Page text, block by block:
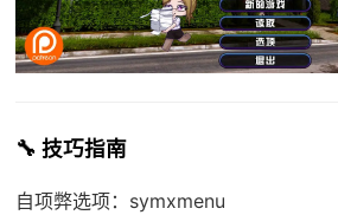
🔧 技巧指南
自项弊选项：symxmenu